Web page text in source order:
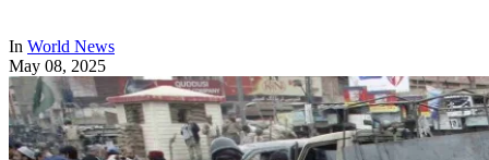
In World News
May 08, 2025